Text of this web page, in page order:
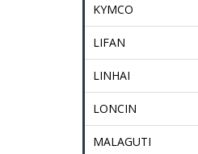
KYMCO
LIFAN
LINHAI
LONCIN
MALAGUTI